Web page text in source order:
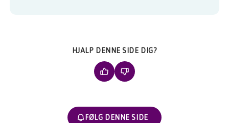
HJALP DENNE SIDE DIG?
FØLG DENNE SIDE